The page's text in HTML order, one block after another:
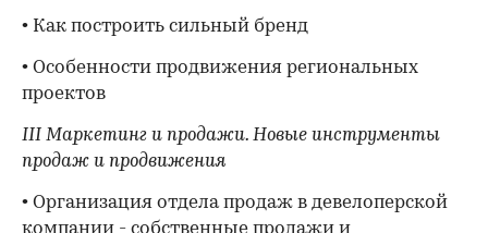
• Как построить сильный бренд
• Особенности продвижения региональных
проектов
III Маркетинг и продажи. Новые инструменты
продаж и продвижения
• Организация отдела продаж в девелоперской
компании - собственные продажи и